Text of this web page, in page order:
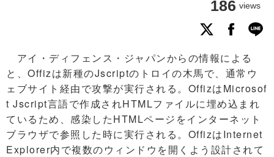
186 views
アイ・ディフェンス・ジャパンからの情報による
と、Offizは新種のJscriptのトロイの木馬で、通常ウ
ェブサイト経由で攻撃が実行される。OffizはMicrosof
t Jscript言語で作成されHTMLファイルに埋め込まれ
ているため、感染したHTMLページをインターネット
ブラウザで参照した時に実行される。OffizはInternet
Explorer内で複数のウィンドウを開くよう設計されて